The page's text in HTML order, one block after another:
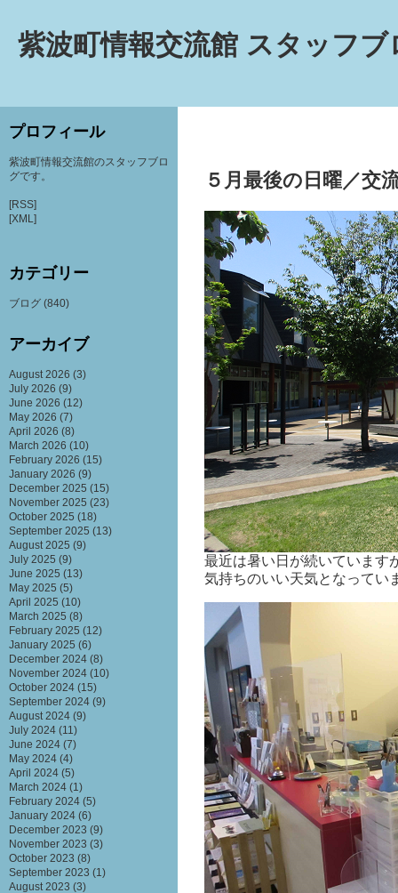
紫波町情報交流館 スタッフブ
５月最後の日曜／交
最近は暑い日が続いています
気持ちのいい天気となってい
プロフィール
紫波町情報交流館のスタッフブロ
グです。
[RSS]
[XML]
カテゴリー
ブログ (840)
アーカイブ
August 2026 (3)
July 2026 (9)
June 2026 (12)
May 2026 (7)
April 2026 (8)
March 2026 (10)
February 2026 (15)
January 2026 (9)
December 2025 (15)
November 2025 (23)
October 2025 (18)
September 2025 (13)
August 2025 (9)
July 2025 (9)
June 2025 (13)
May 2025 (5)
April 2025 (10)
March 2025 (8)
February 2025 (12)
January 2025 (6)
December 2024 (8)
November 2024 (10)
October 2024 (15)
September 2024 (9)
August 2024 (9)
July 2024 (11)
June 2024 (7)
May 2024 (4)
April 2024 (5)
March 2024 (1)
February 2024 (5)
January 2024 (6)
December 2023 (9)
November 2023 (3)
October 2023 (8)
September 2023 (1)
August 2023 (3)